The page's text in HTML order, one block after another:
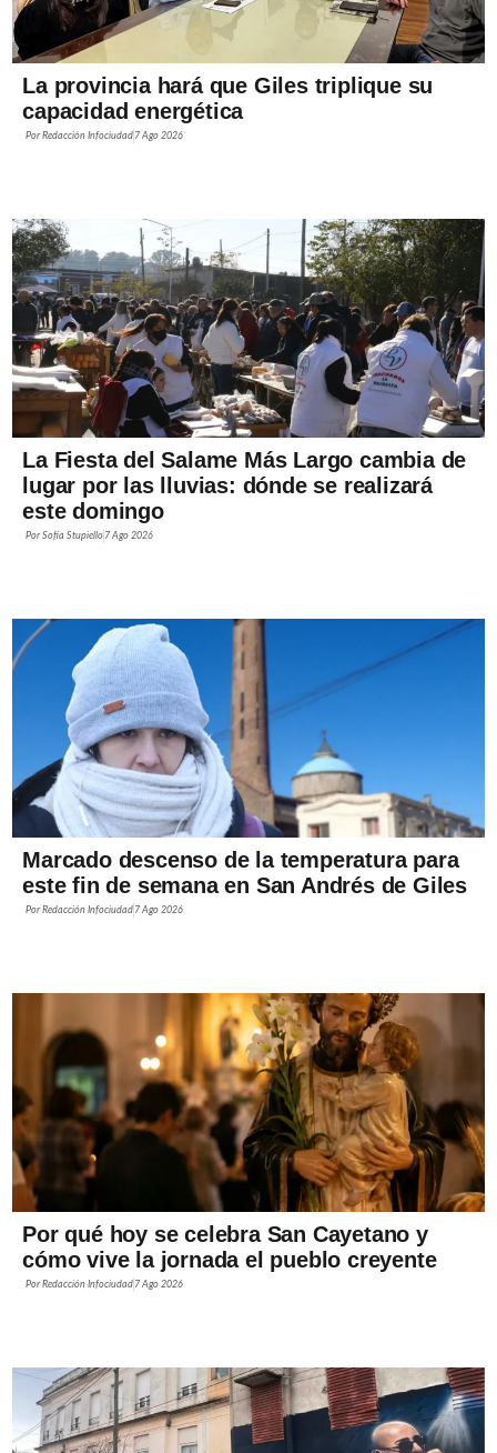
La provincia hará que Giles triplique su
capacidad energética
PorRedacción Infociudad 7 Ago 2026
La Fiesta del Salame Más Largo cambia de
lugar por las lluvias: dónde se realizará
este domingo
PorSofía Stupiello 7 Ago 2026
Marcado descenso de la temperatura para
este fin de semana en San Andrés de Giles
PorRedacción Infociudad 7 Ago 2026
Por qué hoy se celebra San Cayetano y
cómo vive la jornada el pueblo creyente
PorRedacción Infociudad 7 Ago 2026